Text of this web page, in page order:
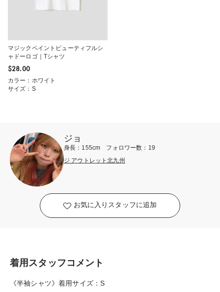
マジックペイントビューティフルシ
ャドーロゴ｜Tシャツ
$‌28.00
カラー：ホワイト
サイズ：S
ジョ
身長：155cm フォロワー数：19
ジ アウトレット北九州
お気に入りスタッフに追加
着用スタッフコメント
《半袖シャツ》着用サイズ：S